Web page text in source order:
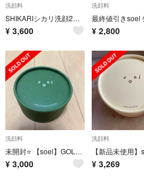
洗顔料
SHIKARIシカリ洗顔2個入りクレンジング パック ユンス
¥ 3,600
洗顔料
¥ 2,800
洗顔料
未開封⭐️ 【soel】GOLDEN LIME 生せっけん
¥ 3,000
洗顔料
¥ 3,269